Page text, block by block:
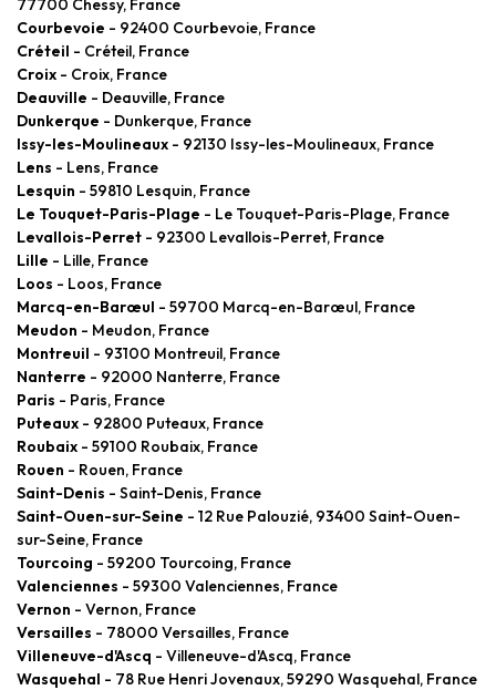
77700 Chessy, France
Courbevoie - 92400 Courbevoie, France
Créteil - Créteil, France
Croix - Croix, France
Deauville - Deauville, France
Dunkerque - Dunkerque, France
Issy-les-Moulineaux - 92130 Issy-les-Moulineaux, France
Lens - Lens, France
Lesquin - 59810 Lesquin, France
Le Touquet-Paris-Plage - Le Touquet-Paris-Plage, France
Levallois-Perret - 92300 Levallois-Perret, France
Lille - Lille, France
Loos - Loos, France
Marcq-en-Barœul - 59700 Marcq-en-Barœul, France
Meudon - Meudon, France
Montreuil - 93100 Montreuil, France
Nanterre - 92000 Nanterre, France
Paris - Paris, France
Puteaux - 92800 Puteaux, France
Roubaix - 59100 Roubaix, France
Rouen - Rouen, France
Saint-Denis - Saint-Denis, France
Saint-Ouen-sur-Seine - 12 Rue Palouzié, 93400 Saint-Ouen-
sur-Seine, France
Tourcoing - 59200 Tourcoing, France
Valenciennes - 59300 Valenciennes, France
Vernon - Vernon, France
Versailles - 78000 Versailles, France
Villeneuve-d'Ascq - Villeneuve-d'Ascq, France
Wasquehal - 78 Rue Henri Jovenaux, 59290 Wasquehal, France